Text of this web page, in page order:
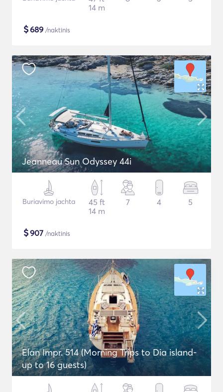
14 m
$689 /naktinis
Jeanneau Sun Odyssey 44i
Buriavimo jachta
45 ft
14 m
7 4 5
$907 /naktinis
Elan Impr. 514 (Morning Trips to Dia island-
up to 16 guests)